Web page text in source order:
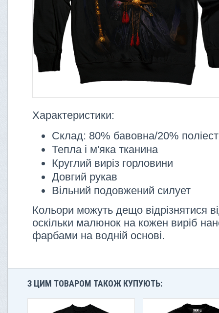
Характеристики:
Склад: 80% бавовна/20%
Тепла і м'яка тканина
Круглий виріз горловини
Довгий рукав
Вільний подовжений силует
Кольори можуть дещо відрізнятися
оскільки малюнок на кожен виріб
фарбами на водній основі.
З ЦИМ ТОВАРОМ ТАКОЖ КУПУЮТЬ: